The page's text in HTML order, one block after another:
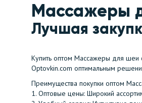
Массажеры
Лучшая
Купить оптом Массажеры для шеи
Optovkin.com оптимальным
Преимущества покупки оптом
1.⁠ ⁠Оптовые цены: Широкий